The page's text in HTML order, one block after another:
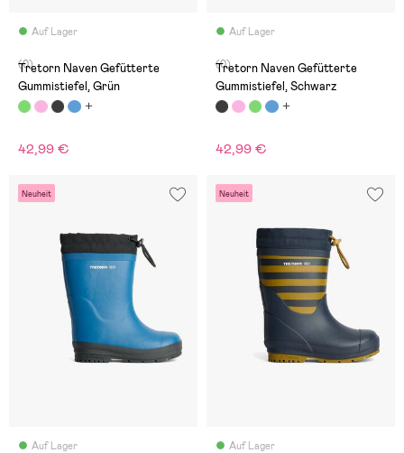
Auf Lager
(0)
Tretorn Naven Gefütterte
Gummistiefel, Grün
42,99 €
Auf Lager
(0)
Tretorn Naven Gefütterte
Gummistiefel, Schwarz
42,99 €
Neuheit
Auf Lager
Neuheit
Auf Lager